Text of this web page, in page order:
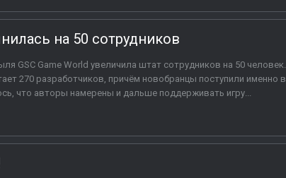
на 50 сотрудников
GSC Game World увеличила штат сотрудников на 50 человек.
270 разработчиков, причём новобранцы поступили именно в
что авторы намерены и дальше поддерживать игру...